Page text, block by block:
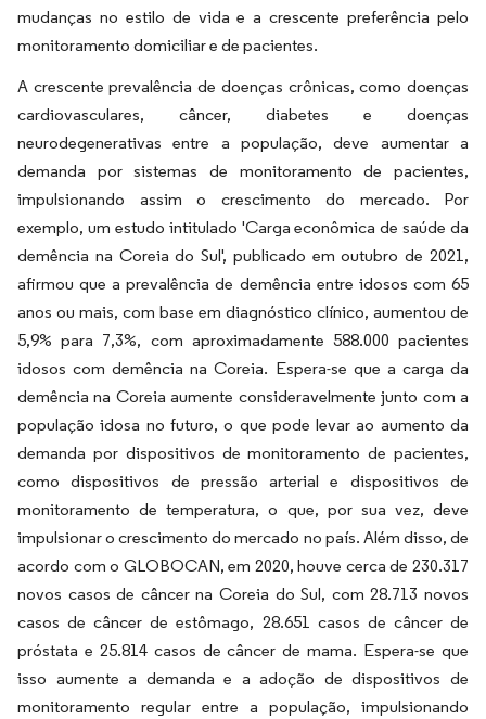
mudanças no estilo de vida e a crescente preferência pelo
monitoramento domiciliar e de pacientes.
A crescente prevalência de doenças crônicas, como doenças
cardiovasculares, câncer, diabetes e doenças
neurodegenerativas entre a população, deve aumentar a
demanda por sistemas de monitoramento de pacientes,
impulsionando assim o crescimento do mercado. Por
exemplo, um estudo intitulado 'Carga econômica de saúde da
demência na Coreia do Sul', publicado em outubro de 2021,
afirmou que a prevalência de demência entre idosos com 65
anos ou mais, com base em diagnóstico clínico, aumentou de
5,9% para 7,3%, com aproximadamente 588.000 pacientes
idosos com demência na Coreia. Espera-se que a carga da
demência na Coreia aumente consideravelmente junto com a
população idosa no futuro, o que pode levar ao aumento da
demanda por dispositivos de monitoramento de pacientes,
como dispositivos de pressão arterial e dispositivos de
monitoramento de temperatura, o que, por sua vez, deve
impulsionar o crescimento do mercado no país. Além disso, de
acordo com o GLOBOCAN, em 2020, houve cerca de 230.317
novos casos de câncer na Coreia do Sul, com 28.713 novos
casos de câncer de estômago, 28.651 casos de câncer de
próstata e 25.814 casos de câncer de mama. Espera-se que
isso aumente a demanda e a adoção de dispositivos de
monitoramento regular entre a população, impulsionando